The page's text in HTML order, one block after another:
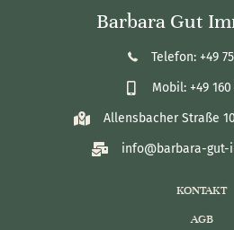
Barbara Gut
Telefon: +49
Mobil: +49 160
Allensbacher Straße
info@barbara-gut-
KONTAKT
AGB